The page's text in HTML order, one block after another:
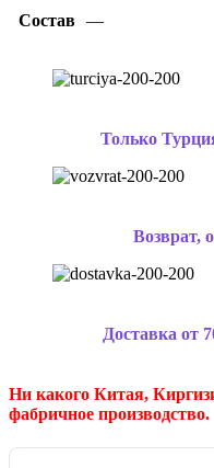
Состав —
Только
Возврат,
Доставка от
Ни какого Китая,
фабричное производство.